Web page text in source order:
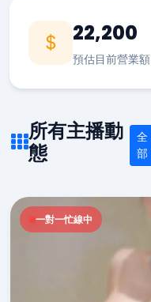
22,200
預估目前營業額
所有主播動
態
全
部
一對一忙線中